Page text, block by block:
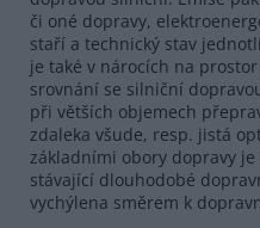
či oné dopravy,
staří a technický stav
je také v nárocích na
srovnání se silniční
při větších objemech
zdaleka všude, resp. jistá
základními obory dopravy
stávající dlouhodobé
vychýlena směrem k